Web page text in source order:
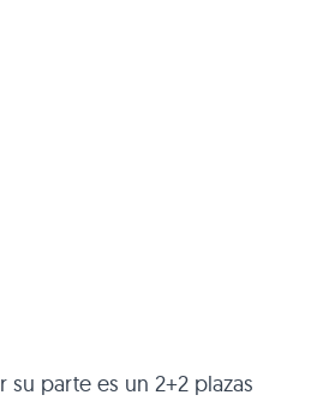
su parte es un 2+2 plazas